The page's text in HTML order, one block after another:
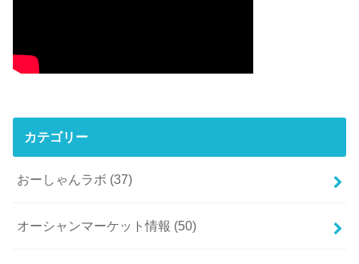
カテゴリー
おーしゃんラボ (37)
オーシャンマーケット情報 (50)